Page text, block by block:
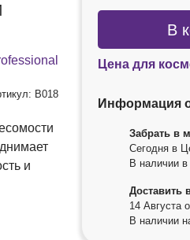
В018
и
В
Цена для
Информация
Забрать в
Сегодня в
В наличии
Доставить
14 Августа
В наличии